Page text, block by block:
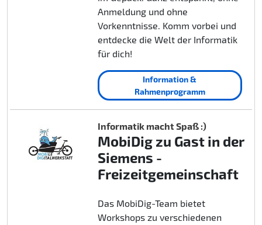
Anmeldung und ohne
Vorkenntnisse. Komm vorbei und
entdecke die Welt der Informatik
für dich!
Information &
Rahmenprogramm
Informatik macht Spaß :)
MobiDig zu Gast in der
Siemens -
Freizeitgemeinschaft
Das MobiDig-Team bietet
Workshops zu verschiedenen